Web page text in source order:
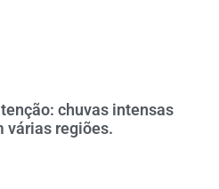
chuvas intensas
várias regiões.